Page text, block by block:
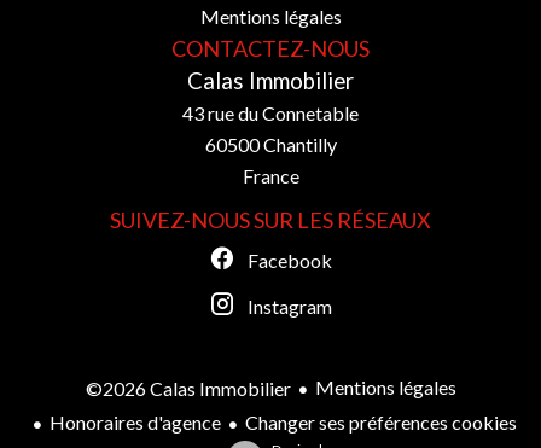
Mentions légales
CONTACTEZ-NOUS
Calas Immobilier
43 rue du Connetable
60500Chantilly
France
SUIVEZ-NOUS SUR LES RÉSEAUX
Facebook
Instagram
©2026 Calas Immobilier
Mentions légales
Honoraires d'agence
Changer ses préférences cookies